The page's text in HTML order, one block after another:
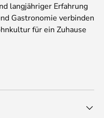
langjähriger Erfahrung
Gastronomie verbinden
für ein Zuhause